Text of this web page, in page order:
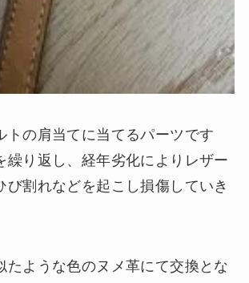
トの肩当てに当てるパーツです
繰り返し、経年劣化によりレザー
び割れなどを起こし損傷していき
たような色のヌメ革にて交換とな